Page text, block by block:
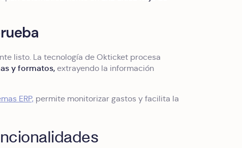
listo. La tecnología de Okticket procesa
y formatos, extrayendo la información
ERP, permite monitorizar gastos y facilita la